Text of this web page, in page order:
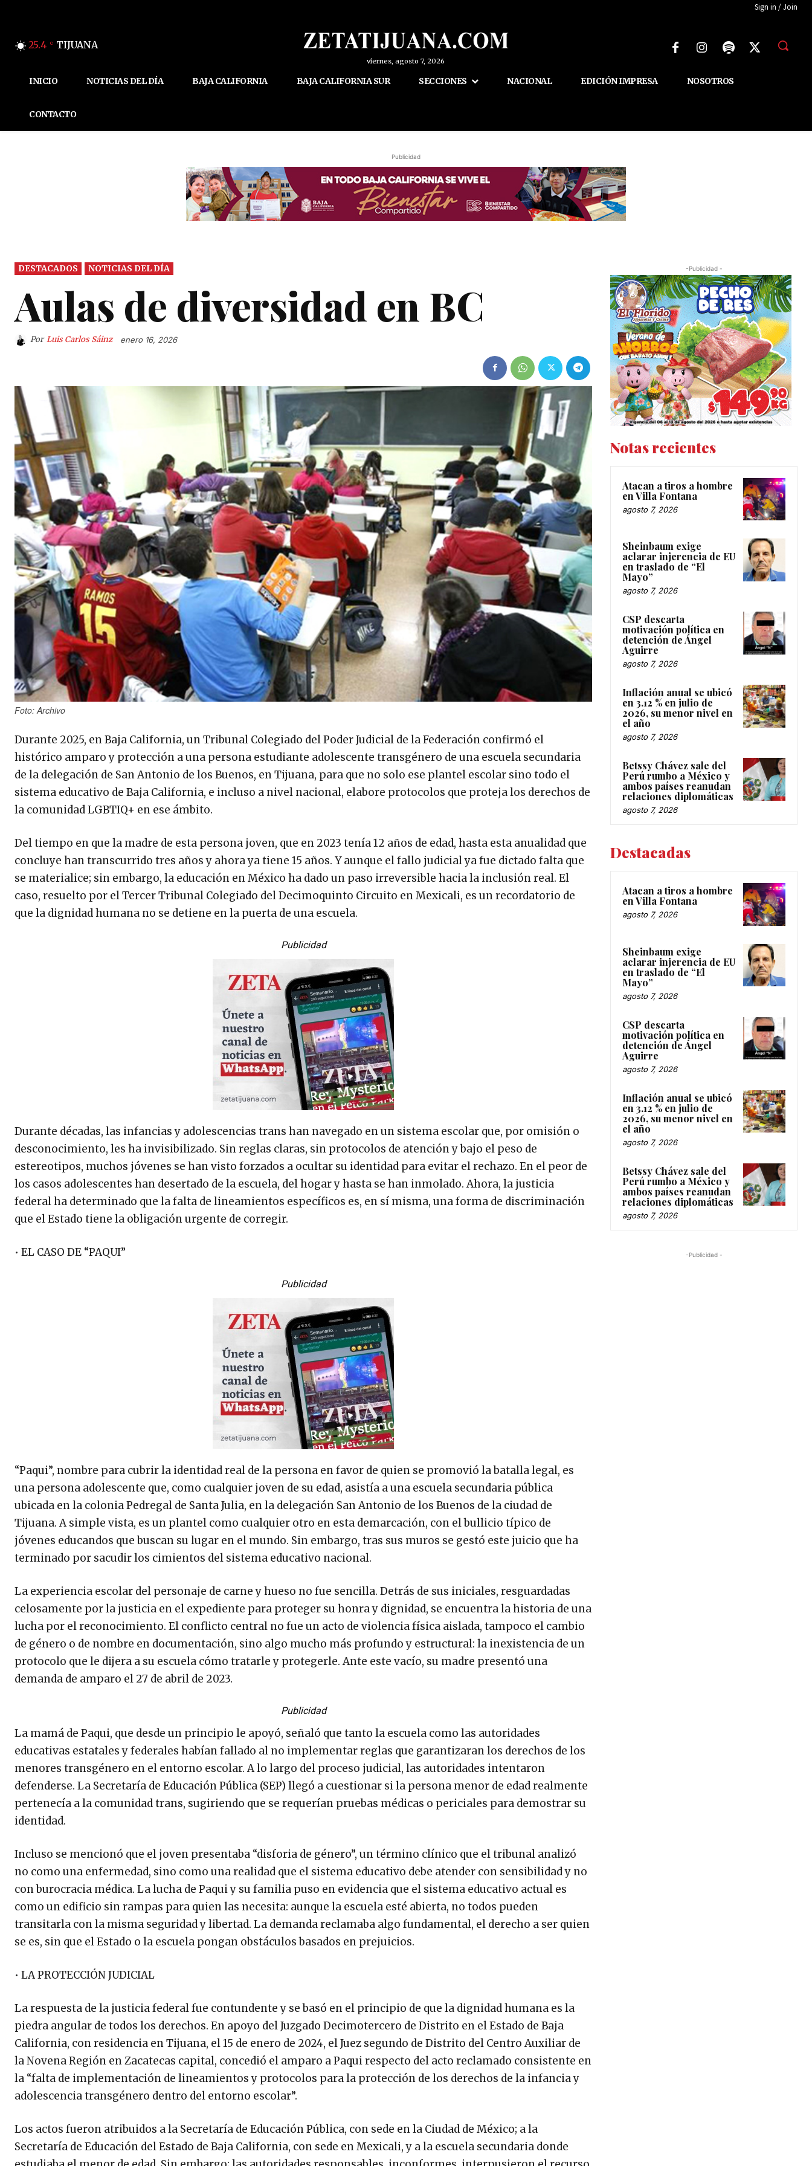
Sign in / Join
25.4 C TIJUANA
viernes, agosto 7, 2026
INICIO NOTICIAS DEL DÍA BAJA CALIFORNIA BAJA CALIFORNIA SUR SECCIONES NACIONAL EDICIÓN IMPRESA NOSOTROS
CONTACTO
Publicidad
DESTACADOS NOTICIAS DEL DÍA
Aulas de diversidad en BC
Por Luis Carlos Sáinz enero 16, 2026
Foto: Archivo
Durante 2025, en Baja California, un Tribunal Colegiado del Poder Judicial de la Federación confirmó el
histórico amparo y protección a una persona estudiante adolescente transgénero de una escuela secundaria
de la delegación de San Antonio de los Buenos, en Tijuana, para que no solo ese plantel escolar sino todo el
sistema educativo de Baja California, e incluso a nivel nacional, elabore protocolos que proteja los derechos de
la comunidad LGBTIQ+ en ese ámbito.
Del tiempo en que la madre de esta persona joven, que en 2023 tenía 12 años de edad, hasta esta anualidad que
concluye han transcurrido tres años y ahora ya tiene 15 años. Y aunque el fallo judicial ya fue dictado falta que
se materialice; sin embargo, la educación en México ha dado un paso irreversible hacia la inclusión real. El
caso, resuelto por el Tercer Tribunal Colegiado del Decimoquinto Circuito en Mexicali, es un recordatorio de
que la dignidad humana no se detiene en la puerta de una escuela.
Publicidad
Durante décadas, las infancias y adolescencias trans han navegado en un sistema escolar que, por omisión o
desconocimiento, les ha invisibilizado. Sin reglas claras, sin protocolos de atención y bajo el peso de
estereotipos, muchos jóvenes se han visto forzados a ocultar su identidad para evitar el rechazo. En el peor de
los casos adolescentes han desertado de la escuela, del hogar y hasta se han inmolado. Ahora, la justicia
federal ha determinado que la falta de lineamientos específicos es, en sí misma, una forma de discriminación
que el Estado tiene la obligación urgente de corregir.
• EL CASO DE “PAQUI”
Publicidad
“Paqui”, nombre para cubrir la identidad real de la persona en favor de quien se promovió la batalla legal, es
una persona adolescente que, como cualquier joven de su edad, asistía a una escuela secundaria pública
ubicada en la colonia Pedregal de Santa Julia, en la delegación San Antonio de los Buenos de la ciudad de
Tijuana. A simple vista, es un plantel como cualquier otro en esta demarcación, con el bullicio típico de
jóvenes educandos que buscan su lugar en el mundo. Sin embargo, tras sus muros se gestó este juicio que ha
terminado por sacudir los cimientos del sistema educativo nacional.
La experiencia escolar del personaje de carne y hueso no fue sencilla. Detrás de sus iniciales, resguardadas
celosamente por la justicia en el expediente para proteger su honra y dignidad, se encuentra la historia de una
lucha por el reconocimiento. El conflicto central no fue un acto de violencia física aislada, tampoco el cambio
de género o de nombre en documentación, sino algo mucho más profundo y estructural: la inexistencia de un
protocolo que le dijera a su escuela cómo tratarle y protegerle. Ante este vacío, su madre presentó una
demanda de amparo el 27 de abril de 2023.
Publicidad
La mamá de Paqui, que desde un principio le apoyó, señaló que tanto la escuela como las autoridades
educativas estatales y federales habían fallado al no implementar reglas que garantizaran los derechos de los
menores transgénero en el entorno escolar. A lo largo del proceso judicial, las autoridades intentaron
defenderse. La Secretaría de Educación Pública (SEP) llegó a cuestionar si la persona menor de edad realmente
pertenecía a la comunidad trans, sugiriendo que se requerían pruebas médicas o periciales para demostrar su
identidad.
Incluso se mencionó que el joven presentaba “disforia de género”, un término clínico que el tribunal analizó
no como una enfermedad, sino como una realidad que el sistema educativo debe atender con sensibilidad y no
con burocracia médica. La lucha de Paqui y su familia puso en evidencia que el sistema educativo actual es
como un edificio sin rampas para quien las necesita: aunque la escuela esté abierta, no todos pueden
transitarla con la misma seguridad y libertad. La demanda reclamaba algo fundamental, el derecho a ser quien
se es, sin que el Estado o la escuela pongan obstáculos basados en prejuicios.
• LA PROTECCIÓN JUDICIAL
La respuesta de la justicia federal fue contundente y se basó en el principio de que la dignidad humana es la
piedra angular de todos los derechos. En apoyo del Juzgado Decimotercero de Distrito en el Estado de Baja
California, con residencia en Tijuana, el 15 de enero de 2024, el Juez segundo de Distrito del Centro Auxiliar de
la Novena Región en Zacatecas capital, concedió el amparo a Paqui respecto del acto reclamado consistente en
la “falta de implementación de lineamientos y protocolos para la protección de los derechos de la infancia y
adolescencia transgénero dentro del entorno escolar”.
Los actos fueron atribuidos a la Secretaría de Educación Pública, con sede en la Ciudad de México; a la
Secretaría de Educación del Estado de Baja California, con sede en Mexicali, y a la escuela secundaria donde
-Publicidad -
Notas recientes
Atacan a tiros a hombre
en Villa Fontana
agosto 7, 2026
Sheinbaum exige
aclarar injerencia de EU
en traslado de “El
Mayo”
agosto 7, 2026
CSP descarta
motivación política en
detención de Ángel
Aguirre
agosto 7, 2026
Inflación anual se ubicó
en 3.12 % en julio de
2026, su menor nivel en
el año
agosto 7, 2026
Betssy Chávez sale del
Perú rumbo a México y
ambos países reanudan
relaciones diplomáticas
agosto 7, 2026
Destacadas
Atacan a tiros a hombre
en Villa Fontana
agosto 7, 2026
Sheinbaum exige
aclarar injerencia de EU
en traslado de “El
Mayo”
agosto 7, 2026
CSP descarta
motivación política en
detención de Ángel
Aguirre
agosto 7, 2026
Inflación anual se ubicó
en 3.12 % en julio de
2026, su menor nivel en
el año
agosto 7, 2026
Betssy Chávez sale del
Perú rumbo a México y
ambos países reanudan
relaciones diplomáticas
agosto 7, 2026
-Publicidad -